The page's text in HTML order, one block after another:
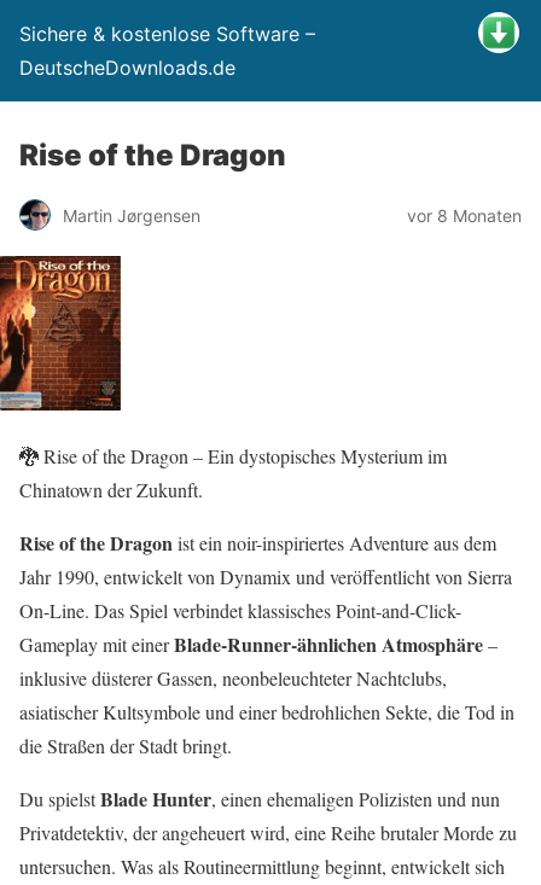
Sichere & kostenlose Software –
DeutscheDownloads.de
Rise of the Dragon
Martin Jørgensen vor 8 Monaten
🐉 Rise of the Dragon – Ein dystopisches Mysterium im
Chinatown der Zukunft.
Rise of the Dragonist ein noir-inspiriertes Adventure aus dem
Jahr 1990, entwickelt von Dynamix und veröffentlicht von Sierra
On-Line. Das Spiel verbindet klassisches Point-and-Click-
Gameplay mit einerBlade-Runner-ähnlichen Atmosphäre–
inklusive düsterer Gassen, neonbeleuchteter Nachtclubs,
asiatischer Kultsymbole und einer bedrohlichen Sekte, die Tod in
die Straßen der Stadt bringt.
Du spielstBlade Hunter, einen ehemaligen Polizisten und nun
Privatdetektiv, der angeheuert wird, eine Reihe brutaler Morde zu
untersuchen. Was als Routineermittlung beginnt, entwickelt sich